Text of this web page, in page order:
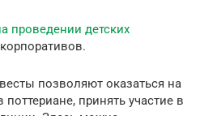
проведении детских
позволяют оказаться на
поттериане, принять участие в